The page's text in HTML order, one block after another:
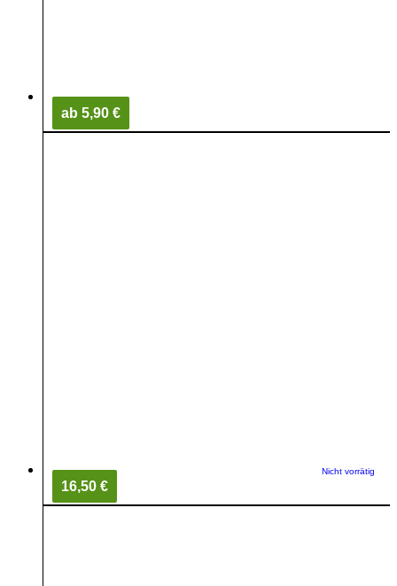
ab 5,90 €
Nicht vorrätig
16,50 €